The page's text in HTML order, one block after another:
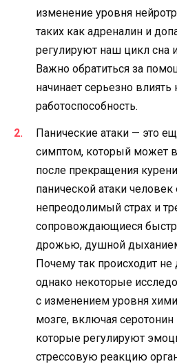
изменение уровня
таких как адреналин и
регулируют наш цикл сна
Важно обратиться за
начинает серьезно
работоспособность.
Панические атаки — это
симптом, который может
после прекращения
панической атаки
непреодолимый страх и
сопровождающиеся
дрожью, душной
Почему так происходит не
однако некоторые
с изменением уровня
мозге, включая
которые регулируют
стрессовую реакцию